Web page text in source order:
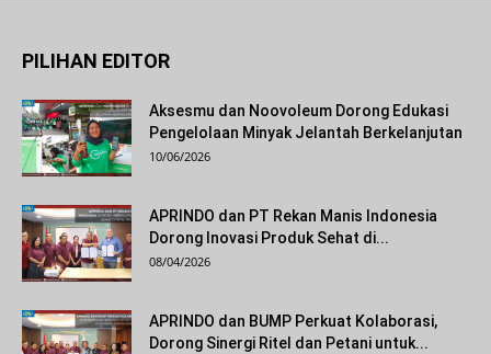
PILIHAN EDITOR
Aksesmu dan Noovoleum Dorong Edukasi
Pengelolaan Minyak Jelantah Berkelanjutan
10/06/2026
APRINDO dan PT Rekan Manis Indonesia
Dorong Inovasi Produk Sehat di...
08/04/2026
APRINDO dan BUMP Perkuat Kolaborasi,
Dorong Sinergi Ritel dan Petani untuk...